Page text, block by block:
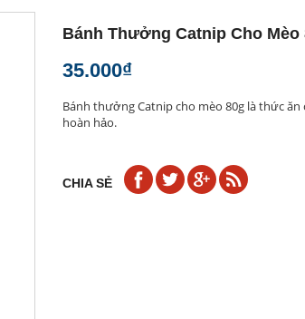
Bánh Thưởng Catnip Cho Mèo
35.000₫
Bánh thưởng Catnip cho mèo 80g là thức
hoàn hảo.
CHIA SẺ